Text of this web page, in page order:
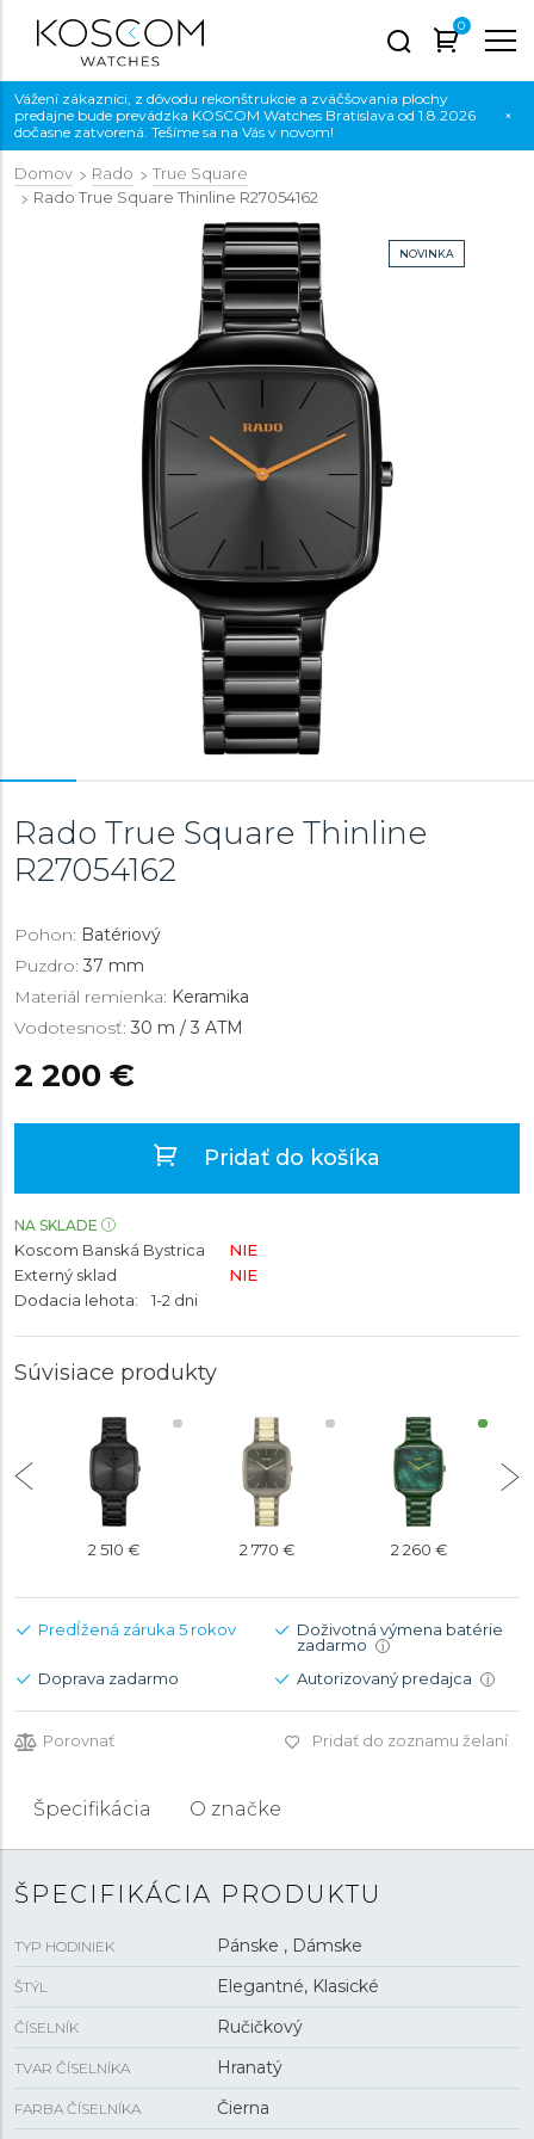
0
Vážení zákazníci, z dôvodu rekonštrukcie a zväčšovania plochy
predajne bude prevádzka KOSCOM Watches Bratislava od 1.8.2026
dočasne zatvorená. Tešíme sa na Vás v novom!
×
Domov Rado
True Square
Rado True Square Thinline R27054162
NOVINKA
Rado True Square Thinline
R27054162
Pohon: Batériový
Puzdro: 37 mm
Materiál remienka: Keramika
Vodotesnosť: 30 m / 3 ATM
2 200 €
Pridať do košíka
NA SKLADE
Koscom Banská Bystrica
NIE
Externý sklad
NIE
Dodacia lehota:
1-2 dni
Súvisiace produkty
2 510 € 2 770 € 2 260 €
Predĺžená záruka 5 rokov
Doživotná výmena batérie
zadarmo
i
Doprava zadarmo Autorizovaný predajca i
Porovnať Pridať do zoznamu želaní
Špecifikácia O značke
ŠPECIFIKÁCIA PRODUKTU
TYP HODINIEK Pánske , Dámske
ŠTÝL Elegantné, Klasické
ČÍSELNÍK Ručičkový
TVAR ČÍSELNÍKA Hranatý
FARBA ČÍSELNÍKA
Čierna